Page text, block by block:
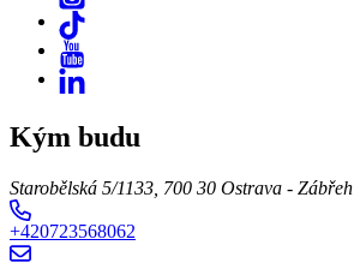
Kým budu
Starobělská 5/1133, 700 30 Ostrava - Zábřeh
+420723568062